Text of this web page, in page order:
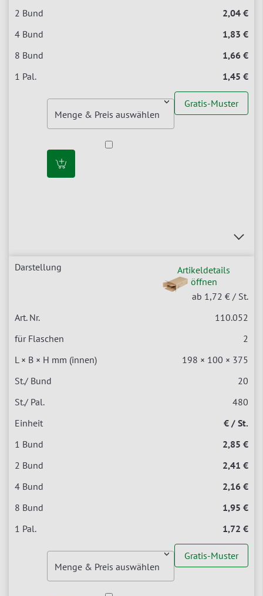
2,04 €
1,83 €
1,66 €
1,45 €
Gratis-Muster
Artikeldetails
öffnen
ab 1,72 € / St.
110.052
2
198 × 100 × 375
20
480
€ / St.
2,85 €
2,41 €
2,16 €
1,95 €
1,72 €
Gratis-Muster